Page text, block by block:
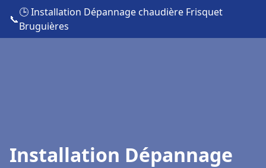
📞
🕒 Installation Dépannage chaudière Frisquet
Bruguières
Installation Dépannage